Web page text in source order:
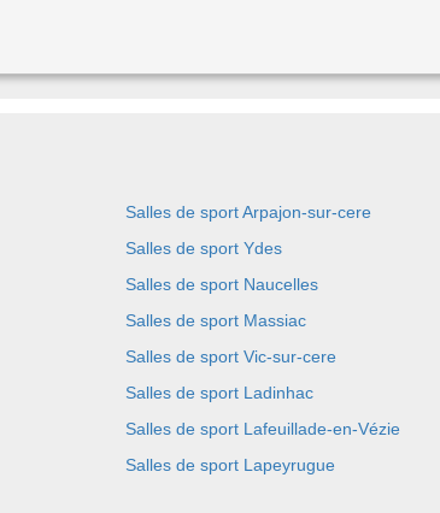
Salles de sport Arpajon-sur-cere
Salles de sport Ydes
Salles de sport Naucelles
Salles de sport Massiac
Salles de sport Vic-sur-cere
Salles de sport Ladinhac
Salles de sport Lafeuillade-en-Vézie
Salles de sport Lapeyrugue